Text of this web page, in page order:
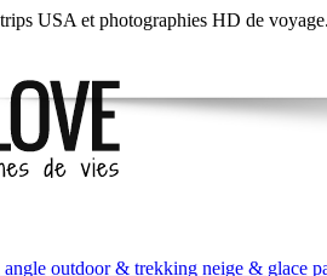
USA et photographies HD de voyage.
angle outdoor & trekking neige & glace